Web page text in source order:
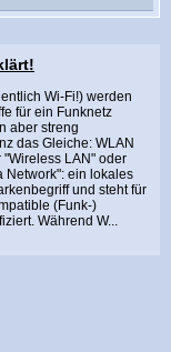
Wi-Fi!) werden
für ein Funknetz
aber streng
das Gleiche: WLAN
"Wireless LAN" oder
Network": ein lokales
und steht für
(Funk-)
Während W...